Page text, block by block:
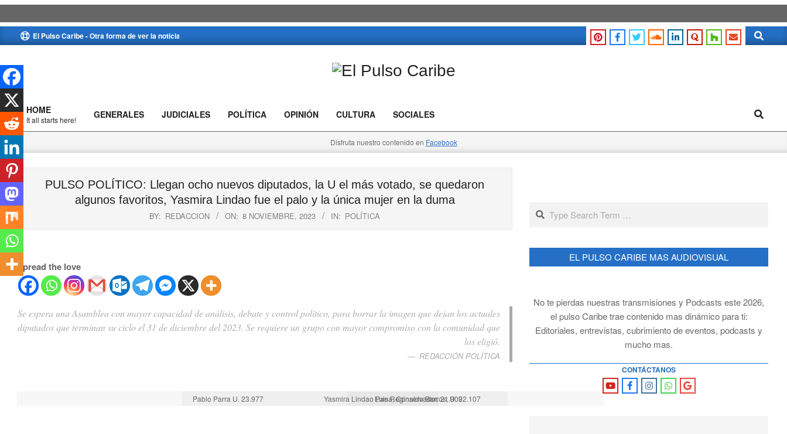
to
El Pulso Caribe - Otra forma de ver la noticia Search
Caribe
Primary
Navigation
Menu
HOME
It all starts here! GENERALES JUDICIALES POLÍTICA OPINIÓN CULTURA SOCIALES Search
Disfruta nuestro contenido en Facebook
PULSO POLÍTICO: Llegan ocho nuevos diputados, la U el más votado, se quedaron
algunos favoritos, Yasmira Lindao fue el palo y la única mujer en la duma
BY: REDACCION ON: 8 NOVIEMBRE, 2023 IN: POLÍTICA
Spread the love
Se espera una Asamblea con mayor capacidad de análisis, debate y control político, para borrar la imagen que dejan los actuales
diputados que terminan su ciclo el 31 de diciembre del 2023. Se requiere un grupo con mayor compromiso con la comunidad que
los eligió.
REDACCIÓN POLÍTICA
Pablo Parra U. 23.977 Yasmira Lindao Pana, Conservador. 21.909
Luis Reginaldo Barros, U. 22.107
Search
EL PULSO CARIBE MAS AUDIOVISUAL
No te pierdas nuestras transmisiones y Podcasts este 2026,
el pulso Caribe trae contenido mas dinámico para ti:
Editoriales, entrevistas, cubrimiento de eventos, podcasts y
mucho mas.
CONTÁCTANOS